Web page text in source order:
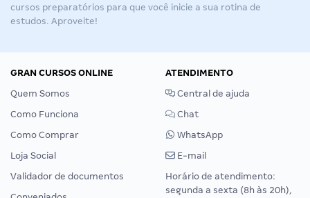
cursos preparatórios para que você inicie a sua rotina de
estudos. Aproveite!
GRAN CURSOS ONLINE
Quem Somos
Como Funciona
Como Comprar
Loja Social
Validador de documentos
ATENDIMENTO
Central de ajuda
Chat
WhatsApp
E-mail
Horário de atendimento:
segunda a sexta (8h às 20h),